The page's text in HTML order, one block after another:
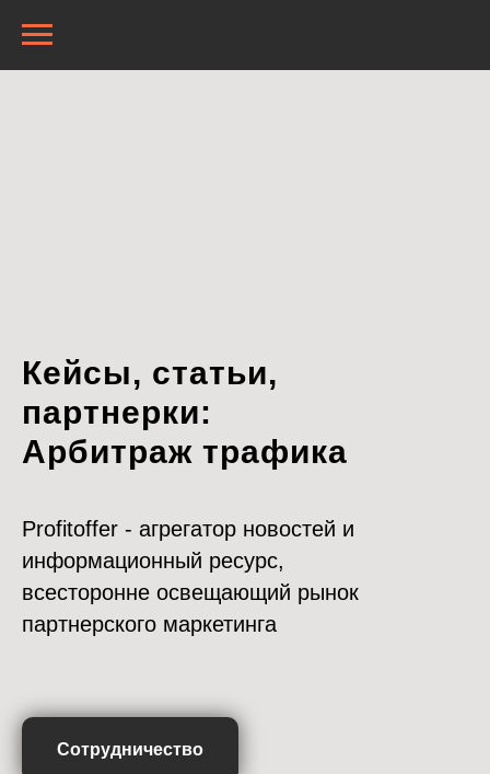
Кейсы, статьи,
партнерки:
Арбитраж трафика
Profitoffer - агрегатор новостей и
информационный ресурс,
всесторонне освещающий рынок
партнерского маркетинга
Сотрудничество